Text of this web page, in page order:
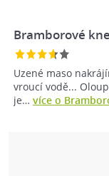
Bramborové
Uzené maso
vroucí vodě...
je… více o